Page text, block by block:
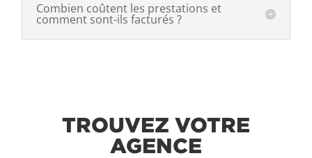
Combien coûtent les prestations et
comment sont-ils facturés ?
TROUVEZ VOTRE
AGENCE